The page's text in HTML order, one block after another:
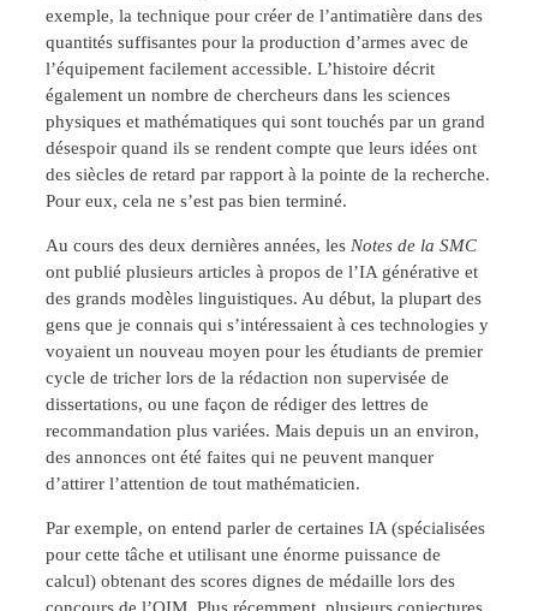
exemple, la technique pour créer de l’antimatière dans des
quantités suffisantes pour la production d’armes avec de
l’équipement facilement accessible. L’histoire décrit
également un nombre de chercheurs dans les sciences
physiques et mathématiques qui sont touchés par un grand
désespoir quand ils se rendent compte que leurs idées ont
des siècles de retard par rapport à la pointe de la recherche.
Pour eux, cela ne s’est pas bien terminé.
Au cours des deux dernières années, les Notes de la SMC
ont publié plusieurs articles à propos de l’IA générative et
des grands modèles linguistiques. Au début, la plupart des
gens que je connais qui s’intéressaient à ces technologies y
voyaient un nouveau moyen pour les étudiants de premier
cycle de tricher lors de la rédaction non supervisée de
dissertations, ou une façon de rédiger des lettres de
recommandation plus variées. Mais depuis un an environ,
des annonces ont été faites qui ne peuvent manquer
d’attirer l’attention de tout mathématicien.
Par exemple, on entend parler de certaines IA (spécialisées
pour cette tâche et utilisant une énorme puissance de
calcul) obtenant des scores dignes de médaille lors des
concours de l’OIM. Plus récemment, plusieurs conjectures